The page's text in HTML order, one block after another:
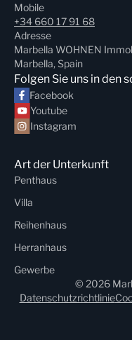
Mobile
+34 660 17 91 68
Adresse
Marbella WOHNEN
Marbella, Spain
Folgen Sie uns in den
Facebook
Youtube
Instagram
Art der Unterkunft
Penthaus
Villa
Reihenhaus
Herranhaus
Gewerbe
© 2026
Datenschutzrichtlinie